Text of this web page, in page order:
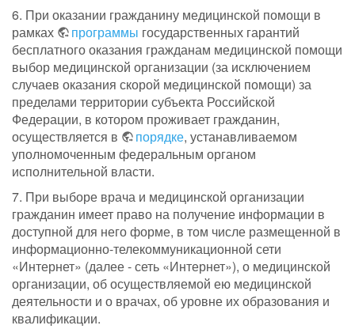
6. При оказании гражданину медицинской помощи в
рамках
программы государственных гарантий
бесплатного оказания гражданам медицинской помощи
выбор медицинской организации (за исключением
случаев оказания скорой медицинской помощи) за
пределами территории субъекта Российской
Федерации, в котором проживает гражданин,
осуществляется в
порядке, устанавливаемом
уполномоченным федеральным органом
исполнительной власти.
7. При выборе врача и медицинской организации
гражданин имеет право на получение информации в
доступной для него форме, в том числе размещенной в
информационно-телекоммуникационной сети
«Интернет» (далее - сеть «Интернет»), о медицинской
организации, об осуществляемой ею медицинской
деятельности и о врачах, об уровне их образования и
квалификации.